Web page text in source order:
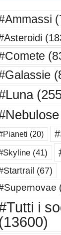
(20)
(41)
(67)
i